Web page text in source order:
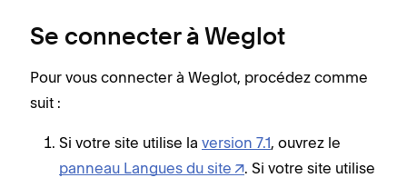
Se connecter à Weglot
Pour vous connecter à Weglot, procédez comme
suit :
Si votre site utilise la version 7.1, ouvrez le
panneau Langues du site
. Si votre site utilise